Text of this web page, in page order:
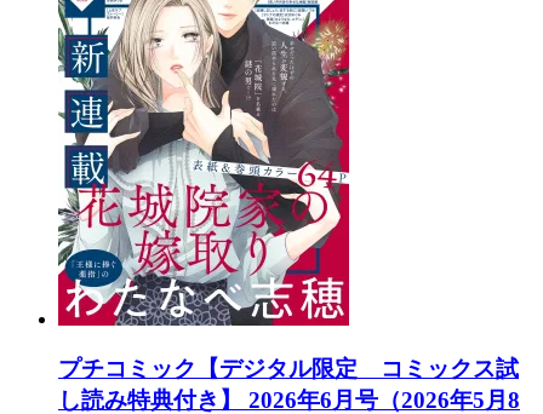
プチコミック【デジタル限定 コミックス試
し読み特典付き】 2026年6月号（2026年5月8